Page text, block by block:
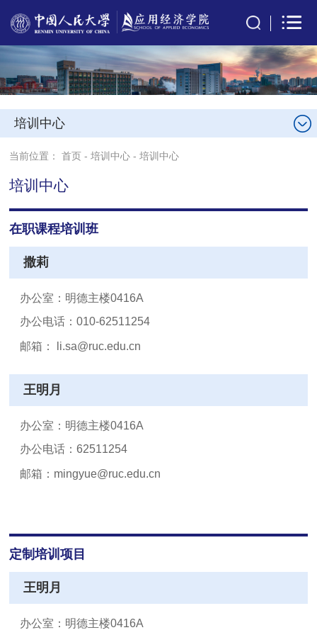
培训中心
当前位置：首页 -培训中心 -培训中心
培训中心
在职课程培训班
撒莉
办公室：明德主楼0416A
办公电话：010-62511254
邮箱： li.sa@ruc.edu.cn
王明月
办公室：明德主楼0416A
办公电话：62511254
邮箱：mingyue@ruc.edu.cn
定制培训项目
王明月
办公室：明德主楼0416A